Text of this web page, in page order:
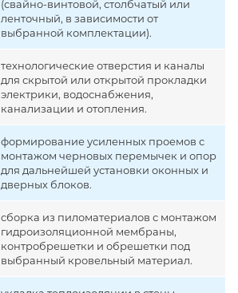
(свайно-винтовой, столбчатый или
ленточный, в зависимости от
выбранной комплектации).
технологические отверстия и каналы
для скрытой или открытой прокладки
электрики, водоснабжения,
канализации и отопления.
формирование усиленных проемов с
монтажом черновых перемычек и опор
для дальнейшей установки оконных и
дверных блоков.
сборка из пиломатериалов с монтажом
гидроизоляционной мембраны,
контробрешетки и обрешетки под
выбранный кровельный материал.